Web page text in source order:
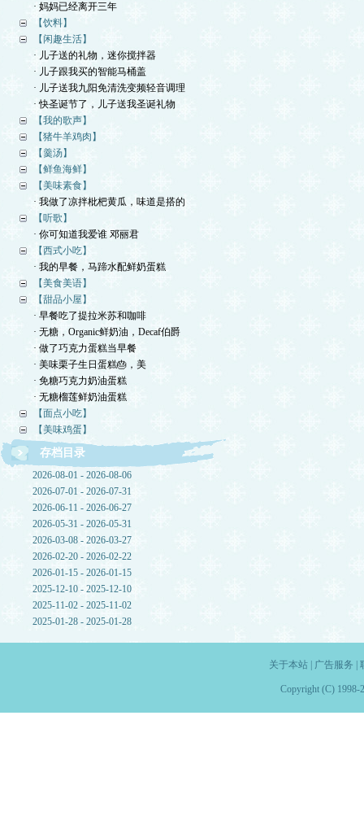
· 妈妈已经离开三年
【饮料】
【闲趣生活】
· 儿子送的礼物，迷你搅拌器
· 儿子跟我买的智能马桶盖
· 儿子送我九阳免清洗变频轻音调理
· 快圣诞节了，儿子送我圣诞礼物
【我的歌声】
【猪牛羊鸡肉】
【羹汤】
【鲜鱼海鲜】
【美味素食】
· 我做了凉拌枇杷黄瓜，味道是搭的
【听歌】
· 你可知道我爱谁 邓丽君
【西式小吃】
· 我的早餐，马蹄水配鲜奶蛋糕
【美食美语】
【甜品小屋】
· 早餐吃了提拉米苏和咖啡
· 无糖，Organic鲜奶油，Decaf伯爵
· 做了巧克力蛋糕当早餐
· 美味栗子生日蛋糕🎂，美
· 免糖巧克力奶油蛋糕
· 无糖榴莲鲜奶油蛋糕
【面点小吃】
【美味鸡蛋】
存档目录
2026-08-01 - 2026-08-06
2026-07-01 - 2026-07-31
2026-06-11 - 2026-06-27
2026-05-31 - 2026-05-31
2026-03-08 - 2026-03-27
2026-02-20 - 2026-02-22
2026-01-15 - 2026-01-15
2025-12-10 - 2025-12-10
2025-11-02 - 2025-11-02
2025-01-28 - 2025-01-28
关于本站| 广告服务
Copyright (C) 1998-